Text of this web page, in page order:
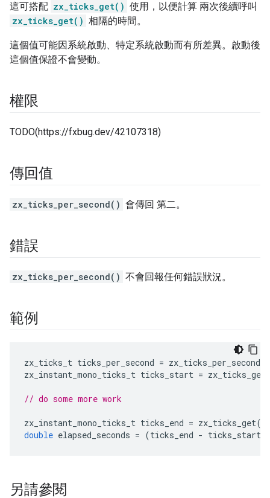
這可搭配 zx_ticks_get() 使用，以便計算 兩次後續呼叫
zx_ticks_get() 相隔的時間。
這個值可能因系統啟動、特定系統啟動而有所差異。啟動後
這個值保證不會變動。
權限
TODO(https://fxbug.dev/42107318)
傳回值
zx_ticks_per_second() 會傳回 第二。
錯誤
zx_ticks_per_second() 不會回報任何錯誤狀況。
範例
zx_ticks_t ticks_per_second = zx_ticks_per_second
zx_instant_mono_ticks_t ticks_start = zx_ticks_get
// do some more work
zx_instant_mono_ticks_t ticks_end = zx_ticks_get
double elapsed_seconds = (ticks_end - ticks_start
另請參閱